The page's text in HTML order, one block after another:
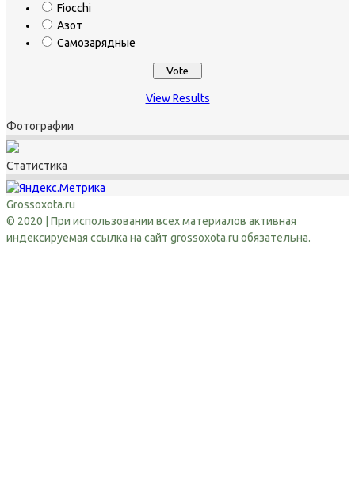
Fiocchi
Азот
Самозарядные
View Results
Фотографии
Статистика
Grossoxota.ru
© 2020 | При использовании всех материалов активная
индексируемая ссылка на сайт grossoxota.ru обязательна.